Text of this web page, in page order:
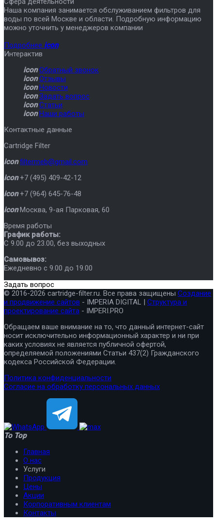
Наша компания занимается обслуживанием фильтров для
воды по всей Москве и области. Подробную информацию
можно уточнить у менеджеров компании
Подробнее icon
Интерактив
icon Обратный звонок
icon Отзывы
icon Новости
icon Задать вопрос
icon Статьи
icon Наши работы
Контактные данные
Cartridge Filter
icon filtermeb@gmail.com
icon +7 (495) 409-42-12
icon +7 (964) 645-76-48
icon Москва, 9-ая Парковая, 60
Время работы
График работы:
C 9.00 до 23.00, без выходных
Самовывоз:
Ежедневно с 9.00 до 19.00
Задать вопрос
© 2016-2026 cartridge-filter.ru. Все права защищены Создание
и продвижение сайтов - IMPERIA DIGITAL | Структура и
проектирование сайта - IMPERI.PRO
Обращаем ваше внимание на то, что данный интернет-сайт
носит исключительно информационный характер и ни при
каких условиях не является публичной офертой,
определяемой положениями Статьи 437(2) Гражданского
кодекса Российской Федерации.
Политика конфиденциальности
Согласие на обработку персональных данных
To Top
Главная
О нас
Услуги
Продукция
Цены
Акции
Корпоративным клиентам
Контакты